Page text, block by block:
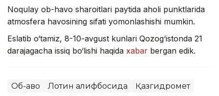
Noqulay ob-havo sharoitlari paytida aholi punktlarida
atmosfera havosining sifati yomonlashishi mumkin.
Eslatib o‘tamiz, 8-10-avgust kunlari Qozog‘istonda 21
darajagacha issiq bo‘lishi haqida xabar bergan edik.
Об-ҳаво Лотин алифбосида Қазгидромет